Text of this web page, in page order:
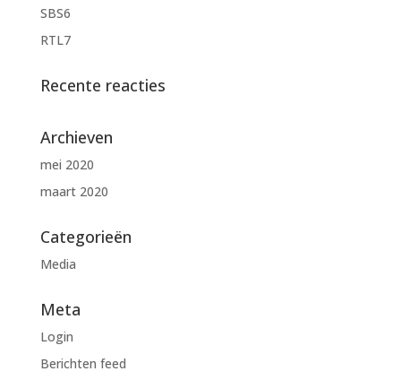
SBS6
RTL7
Recente reacties
Archieven
mei 2020
maart 2020
Categorieën
Media
Meta
Login
Berichten feed